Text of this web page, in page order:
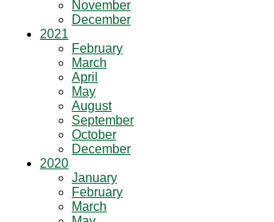
November
December
2021
February
March
April
May
August
September
October
December
2020
January
February
March